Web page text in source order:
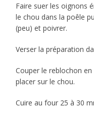
Faire suer les oignons
le chou dans la poêle
(peu) et poivrer.
Verser la préparation
Couper le reblochon en
placer sur le chou.
Cuire au four 25 à 30